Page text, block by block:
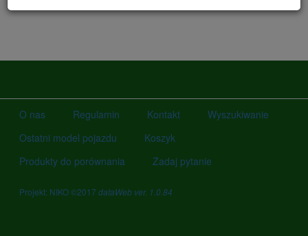
O nas Regulamin Kontakt
Wyszukiwanie
Ostatni model pojazdu
Koszyk
Produkty do porównania
Zadaj pytanie
Projekt: NIKO ©2017 dataWeb ver. 1.0.84